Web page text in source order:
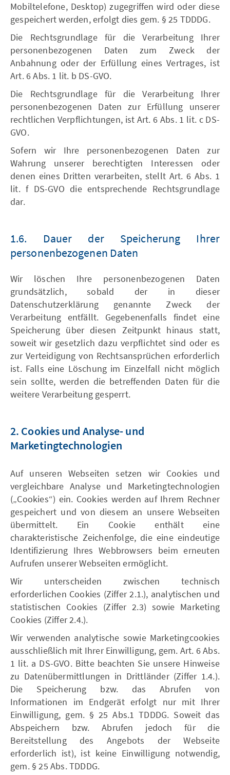
Mobiltelefone, Desktop) zugegriffen wird oder diese
gespeichert werden, erfolgt dies gem. § 25 TDDDG.
Die Rechtsgrundlage für die Verarbeitung Ihrer
personenbezogenen Daten zum Zweck der
Anbahnung oder der Erfüllung eines Vertrages, ist
Art. 6 Abs. 1 lit. b DS-GVO.
Die Rechtsgrundlage für die Verarbeitung Ihrer
personenbezogenen Daten zur Erfüllung unserer
rechtlichen Verpflichtungen, ist Art. 6 Abs. 1 lit. c DS-
GVO.
Sofern wir Ihre personenbezogenen Daten zur
Wahrung unserer berechtigten Interessen oder
denen eines Dritten verarbeiten, stellt Art. 6 Abs. 1
lit. f DS-GVO die entsprechende Rechtsgrundlage
dar.
1.6. Dauer der Speicherung Ihrer
personenbezogenen Daten
Wir löschen Ihre personenbezogenen Daten
grundsätzlich, sobald der in dieser
Datenschutzerklärung genannte Zweck der
Verarbeitung entfällt. Gegebenenfalls findet eine
Speicherung über diesen Zeitpunkt hinaus statt,
soweit wir gesetzlich dazu verpflichtet sind oder es
zur Verteidigung von Rechtsansprüchen erforderlich
ist. Falls eine Löschung im Einzelfall nicht möglich
sein sollte, werden die betreffenden Daten für die
weitere Verarbeitung gesperrt.
2. Cookies und Analyse- und
Marketingtechnologien
Auf unseren Webseiten setzen wir Cookies und
vergleichbare Analyse und Marketingtechnologien
(„Cookies“) ein. Cookies werden auf Ihrem Rechner
gespeichert und von diesem an unsere Webseiten
übermittelt. Ein Cookie enthält eine
charakteristische Zeichenfolge, die eine eindeutige
Identifizierung Ihres Webbrowsers beim erneuten
Aufrufen unserer Webseiten ermöglicht.
Wir unterscheiden zwischen technisch
erforderlichen Cookies (Ziffer 2.1.), analytischen und
statistischen Cookies (Ziffer 2.3) sowie Marketing
Cookies (Ziffer 2.4.).
Wir verwenden analytische sowie Marketingcookies
ausschließlich mit Ihrer Einwilligung, gem. Art. 6 Abs.
1 lit. a DS-GVO. Bitte beachten Sie unsere Hinweise
zu Datenübermittlungen in Drittländer (Ziffer 1.4.).
Die Speicherung bzw. das Abrufen von
Informationen im Endgerät erfolgt nur mit Ihrer
Einwilligung, gem. § 25 Abs.1 TDDDG. Soweit das
Abspeichern bzw. Abrufen jedoch für die
Bereitstellung des Angebots der Webseite
erforderlich ist), ist keine Einwilligung notwendig,
gem. § 25 Abs. TDDDG.